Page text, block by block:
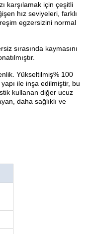
karşılamak için çeşitli
hız seviyeleri, farklı
egzersizini normal
sırasında kaymasını
Yükseltilmiş% 100
ile inşa edilmiştir, bu
kullanan diğer ucuz
daha sağlıklı ve